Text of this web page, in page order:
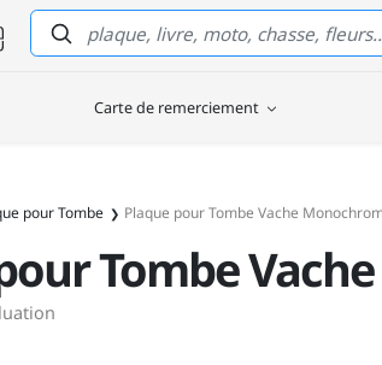
Le Coq Funéraire
Carte de remerciement
pour Tombe Plaque pour Tombe Vache
Tombe